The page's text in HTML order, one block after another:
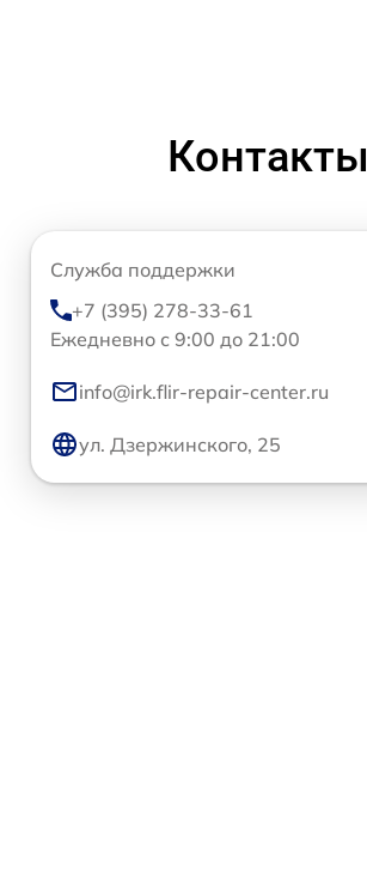
Контакты
Служба поддержки
+7 (395) 278-33-61
Ежедневно с 9:00 до 21:00
info@irk.flir-repair-center.ru
ул. Дзержинского, 25